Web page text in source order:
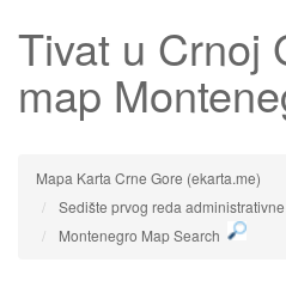
Tivat u Crnoj
map
Mapa Karta Crne Gore (ekarta.me)
Sedište prvog reda
Montenegro Map Search